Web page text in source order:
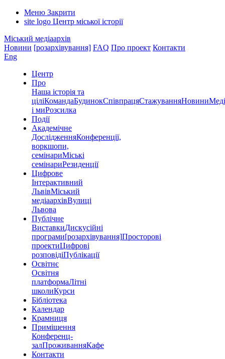
Меню Закрити
site logo Центр міської історії
Міський медіаархів
Новини [розархівування] FAQ Про проект Контакти
Eng
Центр
Про
Наша історія та
ціліКомандаБудинокСпівпрацяСтажуванняНовини
і миРозсилка
Події
Академічне
ДослідженняКонференції,
воркшопи,
семінариМіські
семінариРезиденції
Цифрове
Інтерактивний
ЛьвівМіський
медіаархівВулиці
Львова
Публічне
ВиставкиДискусійні
програми[розархівування]Просторові
проектиЦифрові
розповідіПублікації
Освітнє
Освітня
платформаЛітні
школиКурси
Бібліотека
Календар
Крамниця
Приміщення
Конференц-
залПроживанняКафе
Контакти